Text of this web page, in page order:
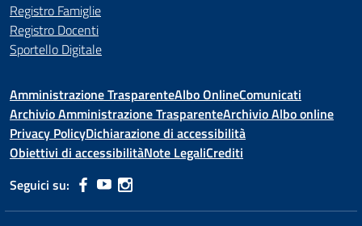
Registro Famiglie
Registro Docenti
Sportello Digitale
Amministrazione TrasparenteAlbo OnlineComunicati
Archivio Amministrazione TrasparenteArchivio Albo online
Privacy PolicyDichiarazione di accessibilità
Obiettivi di accessibilitàNote LegaliCrediti
Seguici su: